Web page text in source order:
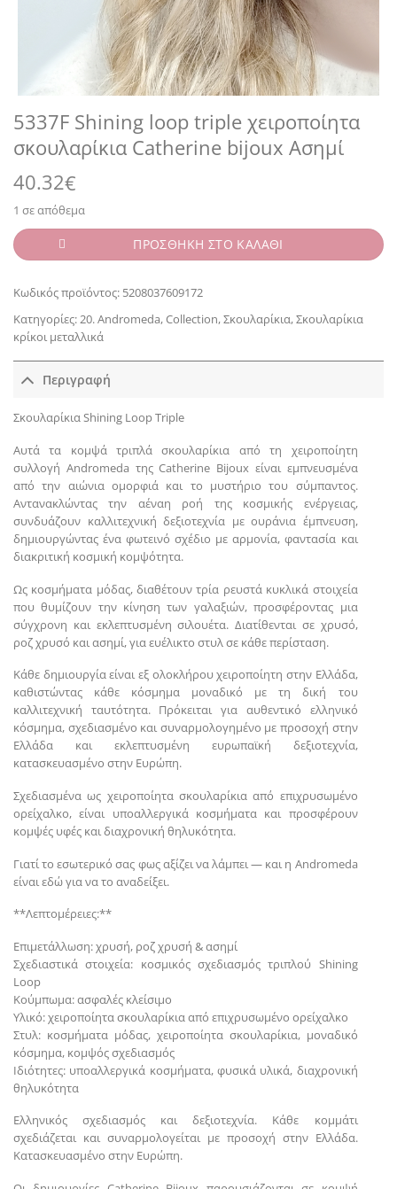
5337F Shining loop triple χειροποίητα
σκουλαρίκια Catherine bijoux Ασημί
40.32€
1 σε απόθεμα
ΠΡΟΣΘΗΚΗ ΣΤΟ ΚΑΛΑΘΙ
Κωδικός προϊόντος: 5208037609172
Κατηγορίες: 20. Andromeda,Collection,Σκουλαρίκια,Σκουλαρίκια
κρίκοι μεταλλικά
Περιγραφή
Σκουλαρίκια Shining Loop Triple
Αυτά τα κομψά τριπλά σκουλαρίκια από τη χειροποίητη
συλλογή Andromeda της Catherine Bijoux είναι εμπνευσμένα
από την αιώνια ομορφιά και το μυστήριο του σύμπαντος.
Αντανακλώντας την αέναη ροή της κοσμικής ενέργειας,
συνδυάζουν καλλιτεχνική δεξιοτεχνία με ουράνια έμπνευση,
δημιουργώντας ένα φωτεινό σχέδιο με αρμονία, φαντασία και
διακριτική κοσμική κομψότητα.
Ως κοσμήματα μόδας, διαθέτουν τρία ρευστά κυκλικά στοιχεία
που θυμίζουν την κίνηση των γαλαξιών, προσφέροντας μια
σύγχρονη και εκλεπτυσμένη σιλουέτα. Διατίθενται σε χρυσό,
ροζ χρυσό και ασημί, για ευέλικτο στυλ σε κάθε περίσταση.
Κάθε δημιουργία είναι εξ ολοκλήρου χειροποίητη στην Ελλάδα,
καθιστώντας κάθε κόσμημα μοναδικό με τη δική του
καλλιτεχνική ταυτότητα. Πρόκειται για αυθεντικό ελληνικό
κόσμημα, σχεδιασμένο και συναρμολογημένο με προσοχή στην
Ελλάδα και εκλεπτυσμένη ευρωπαϊκή δεξιοτεχνία,
κατασκευασμένο στην Ευρώπη.
Σχεδιασμένα ως χειροποίητα σκουλαρίκια από επιχρυσωμένο
ορείχαλκο, είναι υποαλλεργικά κοσμήματα και προσφέρουν
κομψές υφές και διαχρονική θηλυκότητα.
Γιατί το εσωτερικό σας φως αξίζει να λάμπει — και η Andromeda
είναι εδώ για να το αναδείξει.
**Λεπτομέρειες:**
Επιμετάλλωση: χρυσή, ροζ χρυσή & ασημί
Σχεδιαστικά στοιχεία: κοσμικός σχεδιασμός τριπλού Shining
Loop
Κούμπωμα: ασφαλές κλείσιμο
Υλικό: χειροποίητα σκουλαρίκια από επιχρυσωμένο ορείχαλκο
Στυλ: κοσμήματα μόδας, χειροποίητα σκουλαρίκια, μοναδικό
κόσμημα, κομψός σχεδιασμός
Ιδιότητες: υποαλλεργικά κοσμήματα, φυσικά υλικά, διαχρονική
θηλυκότητα
Ελληνικός σχεδιασμός και δεξιοτεχνία. Κάθε κομμάτι
σχεδιάζεται και συναρμολογείται με προσοχή στην Ελλάδα.
Κατασκευασμένο στην Ευρώπη.